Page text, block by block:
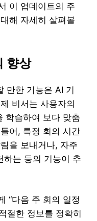
이 업데이트의 주
해 자세히 살펴볼
향상
만한 기능은 AI 기
비서는 사용자의
학습하여 보다 맞춤
어, 특정 회의 시간
을 보내거나, 자주
하는 등의 기능이 추
“다음 주 회의 일정
절한 정보를 정확히